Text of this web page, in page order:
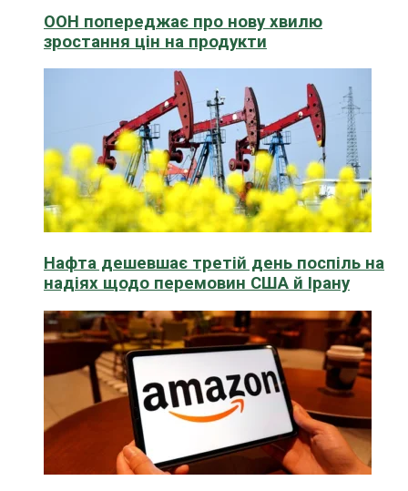
ООН попереджає про нову хвилю
зростання цін на продукти
Нафта дешевшає третій день поспіль на
надіях щодо перемовин США й Ірану